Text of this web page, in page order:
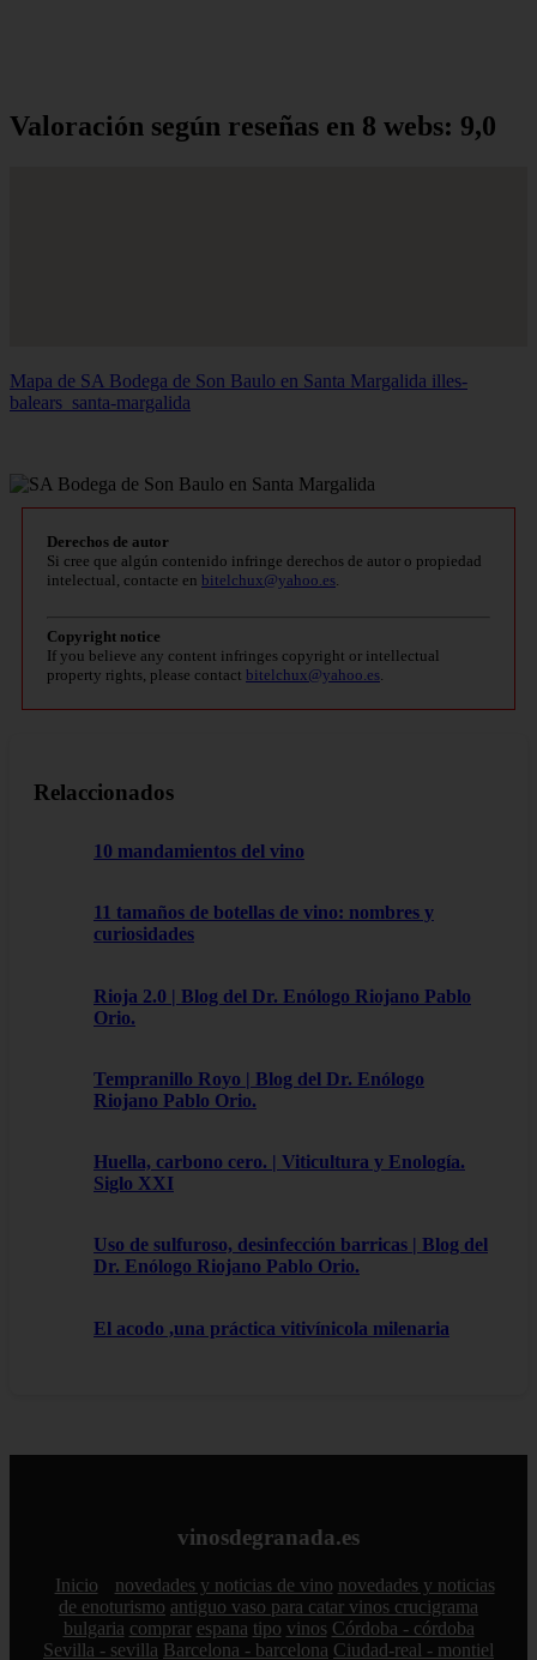
Valoración según reseñas en 8 webs: 9,0
Mapa de SA Bodega de Son Baulo en Santa Margalida illes-
balears_santa-margalida
Derechos de autor
Si cree que algún contenido infringe derechos de autor o propiedad
intelectual, contacte en bitelchux@yahoo.es
Copyright notice
If you believe any content infringes copyright or intellectual
property rights, please contact bitelchux@yahoo.es
Relaccionados
10 mandamientos del vino
11 tamaños de botellas de vino: nombres y
curiosidades
Rioja 2.0 | Blog del Dr. Enólogo Riojano Pablo
Orio.
Tempranillo Royo | Blog del Dr. Enólogo
Riojano Pablo Orio.
Huella, carbono cero. | Viticultura y Enología.
Siglo XXI
Uso de sulfuroso, desinfección barricas | Blog del
Dr. Enólogo Riojano Pablo Orio.
El acodo ,una práctica vitivínicola milenaria
vinosdegranada.es
Inicio novedades y noticias de vino novedades y noticias
de enoturismo antiguo vaso para catar vinos crucigrama
bulgaria comprar espana tipo vinos Córdoba - córdoba
Sevilla - sevilla Barcelona - barcelona Ciudad-real - montiel